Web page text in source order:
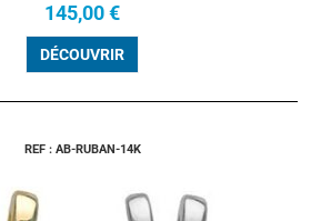
145,00 €
DÉCOUVRIR
REF : AB-RUBAN-14K